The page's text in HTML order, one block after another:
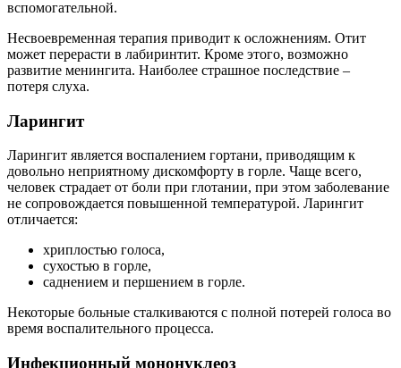
вспомогательной.
Несвоевременная терапия приводит к осложнениям. Отит
может перерасти в лабиринтит. Кроме этого, возможно
развитие менингита. Наиболее страшное последствие –
потеря слуха.
Ларингит
Ларингит является воспалением гортани, приводящим к
довольно неприятному дискомфорту в горле. Чаще всего,
человек страдает от боли при глотании, при этом заболевание
не сопровождается повышенной температурой. Ларингит
отличается:
хриплостью голоса,
сухостью в горле,
саднением и першением в горле.
Некоторые больные сталкиваются с полной потерей голоса во
время воспалительного процесса.
Инфекционный мононуклеоз